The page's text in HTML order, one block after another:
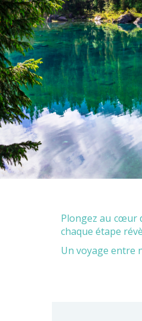
Plongez au cœur
chaque étape
Un voyage entre